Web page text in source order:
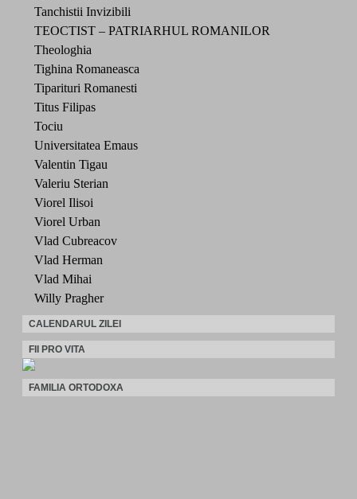
Tanchistii Invizibili
TEOCTIST – PATRIARHUL ROMANILOR
Theologhia
Tighina Romaneasca
Tiparituri Romanesti
Titus Filipas
Tociu
Universitatea Emaus
Valentin Tigau
Valeriu Sterian
Viorel Ilisoi
Viorel Urban
Vlad Cubreacov
Vlad Herman
Vlad Mihai
Willy Pragher
CALENDARUL ZILEI
FII PRO VITA
FAMILIA ORTODOXA